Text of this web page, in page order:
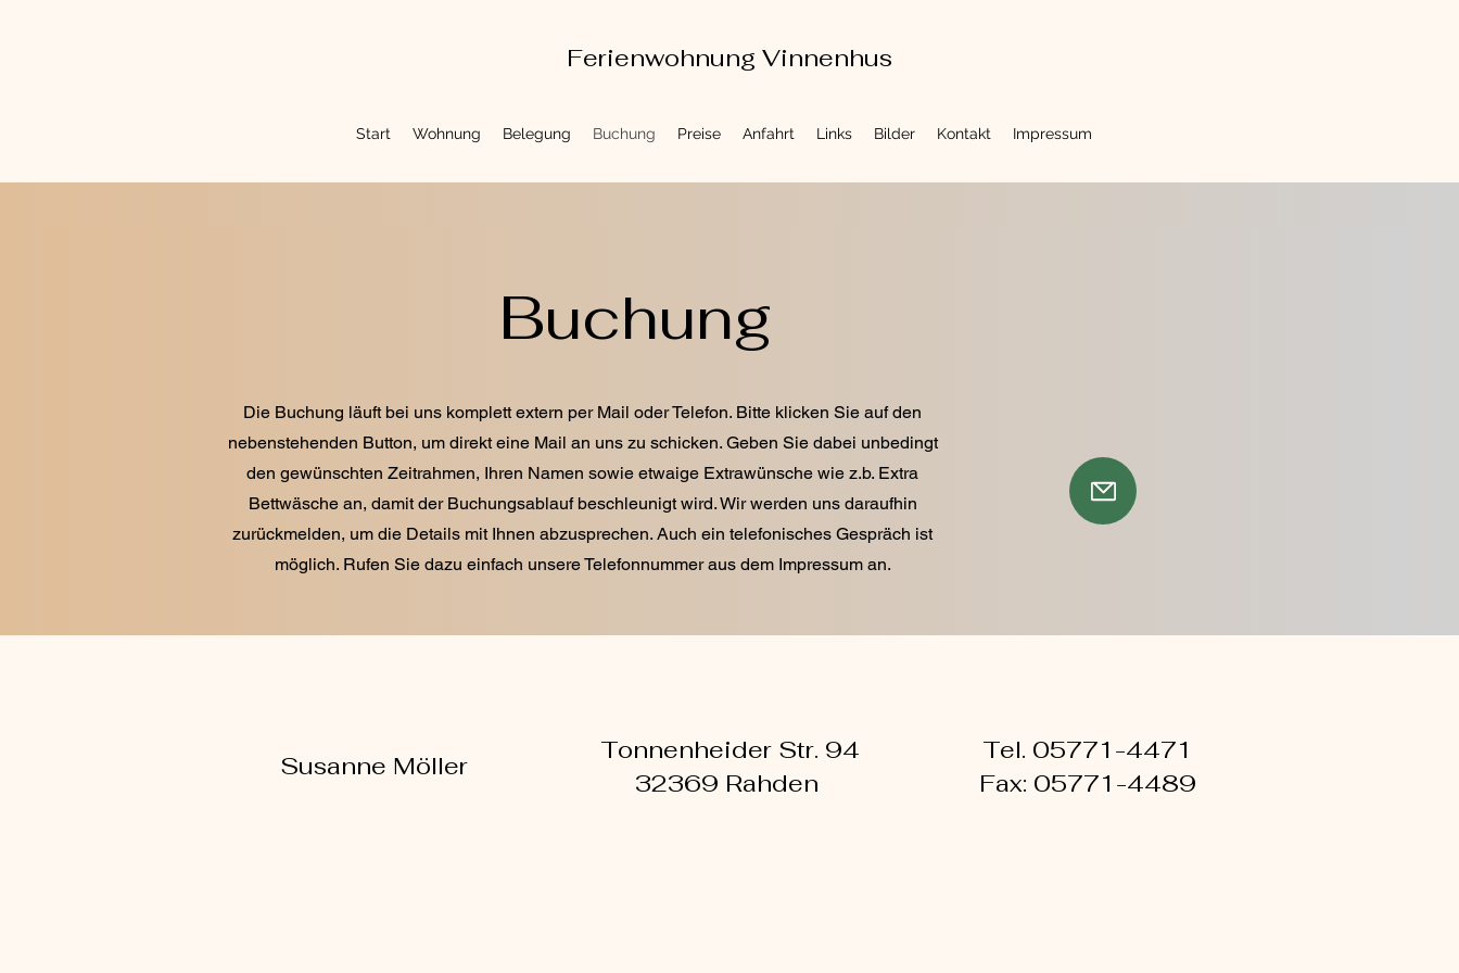
Ferienwohnung Vinnenhus
Start Wohnung Belegung Buchung Preise Anfahrt Links Bilder Kontakt Impressum
Buchung
Die Buchung läuft bei uns komplett extern per Mail oder Telefon. Bitte klicken Sie auf den
nebenstehenden Button, um direkt eine Mail an uns zu schicken. Geben Sie dabei unbedingt
den gewünschten Zeitrahmen, Ihren Namen sowie etwaige Extrawünsche wie z.b. Extra
Bettwäsche an, damit der Buchungsablauf beschleunigt wird. Wir werden uns daraufhin
zurückmelden, um die Details mit Ihnen abzusprechen. Auch ein telefonisches Gespräch ist
möglich. Rufen Sie dazu einfach unsere Telefonnummer aus dem Impressum an.
Susanne Möller
Tonnenheider Str. 94
32369 Rahden
Tel. 05771-4471
Fax: 05771-4489